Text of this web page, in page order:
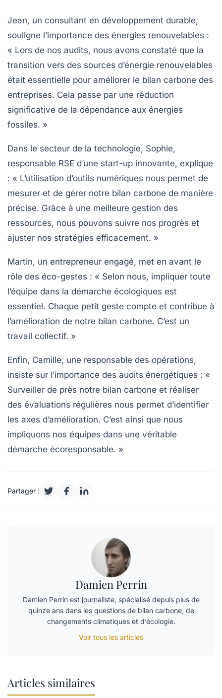
Jean, un consultant en développement durable,
souligne l’importance des énergies renouvelables :
« Lors de nos audits, nous avons constaté que la
transition vers des sources d’énergie renouvelables
était essentielle pour améliorer le bilan carbone des
entreprises. Cela passe par une réduction
significative de la dépendance aux énergies
fossiles. »
Dans le secteur de la technologie, Sophie,
responsable RSE d’une start-up innovante, explique
: « L’utilisation d’outils numériques nous permet de
mesurer et de gérer notre bilan carbone de manière
précise. Grâce à une meilleure gestion des
ressources, nous pouvons suivre nos progrès et
ajuster nos stratégies efficacement. »
Martin, un entrepreneur engagé, met en avant le
rôle des éco-gestes : « Selon nous, impliquer toute
l’équipe dans la démarche écologiques est
essentiel. Chaque petit geste compte et contribue à
l’amélioration de notre bilan carbone. C’est un
travail collectif. »
Enfin, Camille, une responsable des opérations,
insiste sur l’importance des audits énergétiques : «
Surveiller de près notre bilan carbone et réaliser
des évaluations régulières nous permet d’identifier
les axes d’amélioration. C’est ainsi que nous
impliquons nos équipes dans une véritable
démarche écoresponsable. »
Partager :
Damien Perrin
Damien Perrin est journaliste, spécialisé depuis plus de
quinze ans dans les questions de bilan carbone, de
changements climatiques et d’écologie.
Voir tous les articles
Articles similaires